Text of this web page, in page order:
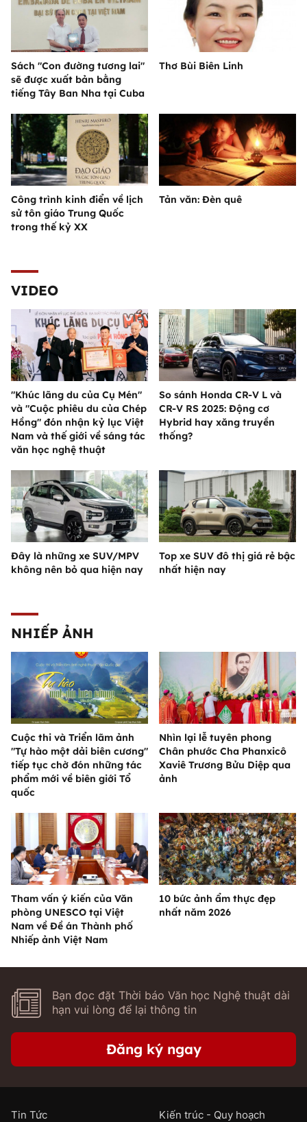
Sách "Con đường tương lai"
sẽ được xuất bản bằng
tiếng Tây Ban Nha tại Cuba
Thơ Bùi Biên Linh
Công trình kinh điển về lịch
sử tôn giáo Trung Quốc
trong thế kỷ XX
Tản văn: Đèn quê
VIDEO
"Khúc lãng du của Cụ Mén"
và "Cuộc phiêu du của Chép
Hồng" đón nhận kỷ lục Việt
Nam và thế giới về sáng tác
văn học nghệ thuật
So sánh Honda CR-V L và
CR-V RS 2025: Động cơ
Hybrid hay xăng truyền
thống?
Đây là những xe SUV/MPV
không nên bỏ qua hiện nay
Top xe SUV đô thị giá rẻ bậc
nhất hiện nay
NHIẾP ẢNH
Cuộc thi và Triển lãm ảnh
"Tự hào một dải biên cương"
tiếp tục chờ đón những tác
phẩm mới về biên giới Tổ
quốc
Nhìn lại lễ tuyên phong
Chân phước Cha Phanxicô
Xaviê Trương Bửu Diệp qua
ảnh
Tham vấn ý kiến của Văn
phòng UNESCO tại Việt
Nam về Đề án Thành phố
Nhiếp ảnh Việt Nam
10 bức ảnh ẩm thực đẹp
nhất năm 2026
Bạn đọc đặt Thời báo Văn học Nghệ thuật dài
hạn vui lòng để lại thông tin
Đăng ký ngay
Tin Tức
Kiến trúc - Quy hoạch